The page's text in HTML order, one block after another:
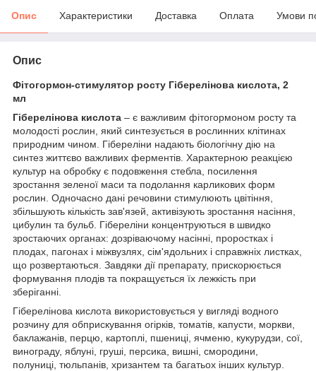
Опис Характеристики Доставка Оплата Умови
Опис
Фітогормон-стимулятор росту Гіберелінова кислота, 2
мл
Гіберелінова кислота – є важливим фітогормоном росту та
молодості рослин, який синтезується в рослинних клітинах
природним чином. Гібереліни надають біологічну дію на
синтез життєво важливих ферментів. Характерною реакцією
культур на обробку є подовження стебла, посилення
зростання зеленої маси та подолання карликових форм
рослин. Одночасно дані речовини стимулюють цвітіння,
збільшують кількість зав'язей, активізують зростання насіння,
цибулин та бульб. Гібереліни концентруються в швидко
зростаючих органах: дозріваючому насінні, проростках і
плодах, пагонах і міжвузлях, сім'ядольних і справжніх листках,
що розвертаються. Завдяки дії препарату, прискорюється
формування плодів та покращується їх лежкість при
зберіганні.
Гіберелінова кислота використовується у вигляді водного
розчину для обприскування огірків, томатів, капусти, моркви,
баклажанів, перцю, картоплі, пшениці, ячменю, кукурудзи, сої,
винограду, яблуні, груші, персика, вишні, смородини,
полуниці, тюльпанів, хризантем та багатьох інших культур.